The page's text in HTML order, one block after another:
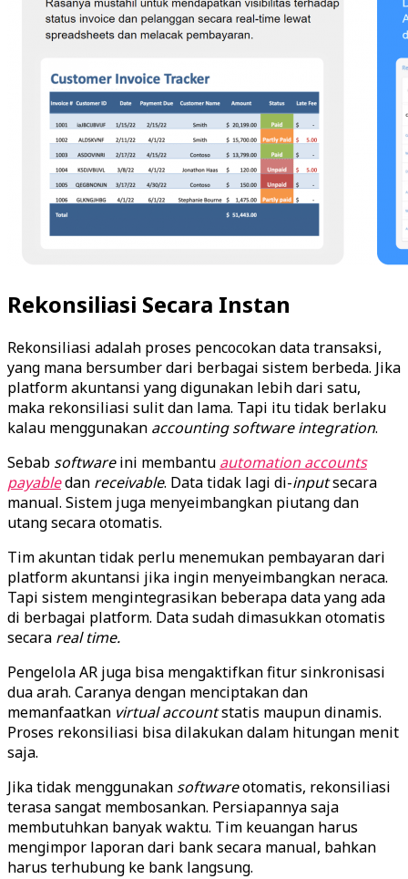
Rekonsiliasi Secara Instan
Rekonsiliasi adalah proses pencocokan data transaksi,
yang mana bersumber dari berbagai sistem berbeda. Jika
platform akuntansi yang digunakan lebih dari satu,
maka rekonsiliasi sulit dan lama. Tapi itu tidak berlaku
kalau menggunakan accounting software integration.
Sebab softwareini membantu automation accounts
payabledan receivable. Data tidak lagi di-inputsecara
manual. Sistem juga menyeimbangkan piutang dan
utang secara otomatis.
Tim akuntan tidak perlu menemukan pembayaran dari
platform akuntansi jika ingin menyeimbangkan neraca.
Tapi sistem mengintegrasikan beberapa data yang ada
di berbagai platform. Data sudah dimasukkan otomatis
secara real time.
Pengelola AR juga bisa mengaktifkan fitur sinkronisasi
dua arah. Caranya dengan menciptakan dan
memanfaatkan virtual accountstatis maupun dinamis.
Proses rekonsiliasi bisa dilakukan dalam hitungan menit
saja.
Jika tidak menggunakan softwareotomatis, rekonsiliasi
terasa sangat membosankan. Persiapannya saja
membutuhkan banyak waktu. Tim keuangan harus
mengimpor laporan dari bank secara manual, bahkan
harus terhubung ke bank langsung.